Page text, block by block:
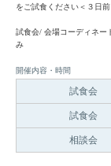
をご試食ください＜３日
試食会/ 会場コーディネー
み
開催内容・時間
試食会
試食会
相談会